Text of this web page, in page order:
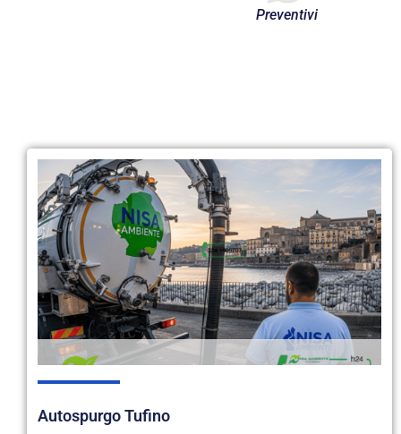
Autospurgo Tufino
Preventivi